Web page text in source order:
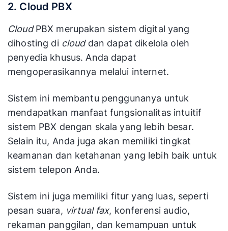
2. Cloud PBX
CloudPBX merupakan sistem digital yang
dihosting di cloud dan dapat dikelola oleh
penyedia khusus. Anda dapat
mengoperasikannya melalui internet.
Sistem ini membantu penggunanya untuk
mendapatkan manfaat fungsionalitas intuitif
sistem PBX dengan skala yang lebih besar.
Selain itu, Anda juga akan memiliki tingkat
keamanan dan ketahanan yang lebih baik untuk
sistem telepon Anda.
Sistem ini juga memiliki fitur yang luas, seperti
pesan suara, virtual fax, konferensi audio,
rekaman panggilan, dan kemampuan untuk